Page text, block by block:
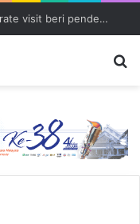
BGS beyond the boardroom: Corporate visit beri pendedahan dunia korporat kepada PELAJAR UUM